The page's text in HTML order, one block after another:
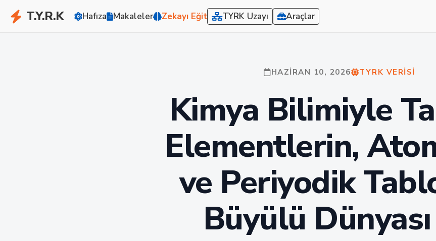
T.Y.R.K Hafıza Makaleler Zekayı Eğit TYRK Uzayı Araçlar
HAZIRAN 10, 2026 TYRK VERISI
Kimya Bilimiyle
Elementlerin,
ve Periyodik
Büyülü Dünyası